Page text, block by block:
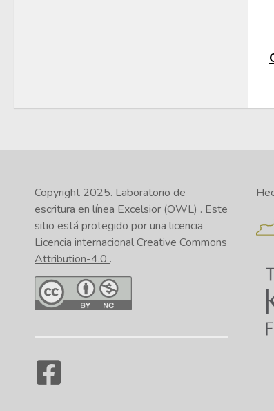
Copyright 2025. Laboratorio de
escritura en línea Excelsior (OWL) . Este
sitio está protegido por una licencia
Licencia internacional Creative Commons
Attribution-4.0 .